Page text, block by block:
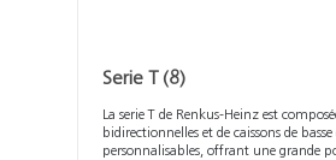
Serie T (8)
La serie T de Renkus-Heinz est
bidirectionnelles et de caissons de
personnalisables, offrant une grande